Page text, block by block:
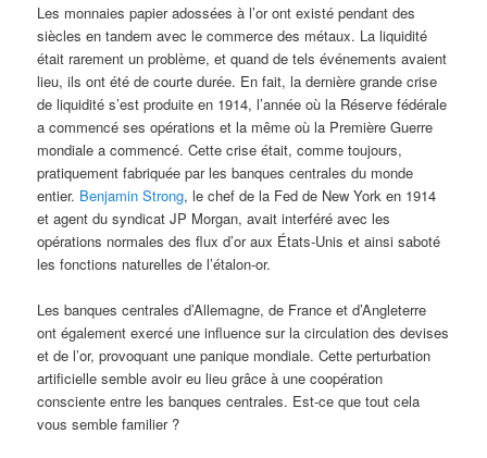
Les monnaies papier adossées à l’or ont existé pendant des
siècles en tandem avec le commerce des métaux. La liquidité
était rarement un problème, et quand de tels événements avaient
lieu, ils ont été de courte durée. En fait, la dernière grande crise
de liquidité s’est produite en 1914, l’année où la Réserve fédérale
a commencé ses opérations et la même où la Première Guerre
mondiale a commencé. Cette crise était, comme toujours,
pratiquement fabriquée par les banques centrales du monde
entier. Benjamin Strong, le chef de la Fed de New York en 1914
et agent du syndicat JP Morgan, avait interféré avec les
opérations normales des flux d’or aux États-Unis et ainsi saboté
les fonctions naturelles de l’étalon-or.
Les banques centrales d’Allemagne, de France et d’Angleterre
ont également exercé une influence sur la circulation des devises
et de l’or, provoquant une panique mondiale. Cette perturbation
artificielle semble avoir eu lieu grâce à une coopération
consciente entre les banques centrales. Est-ce que tout cela
vous semble familier ?